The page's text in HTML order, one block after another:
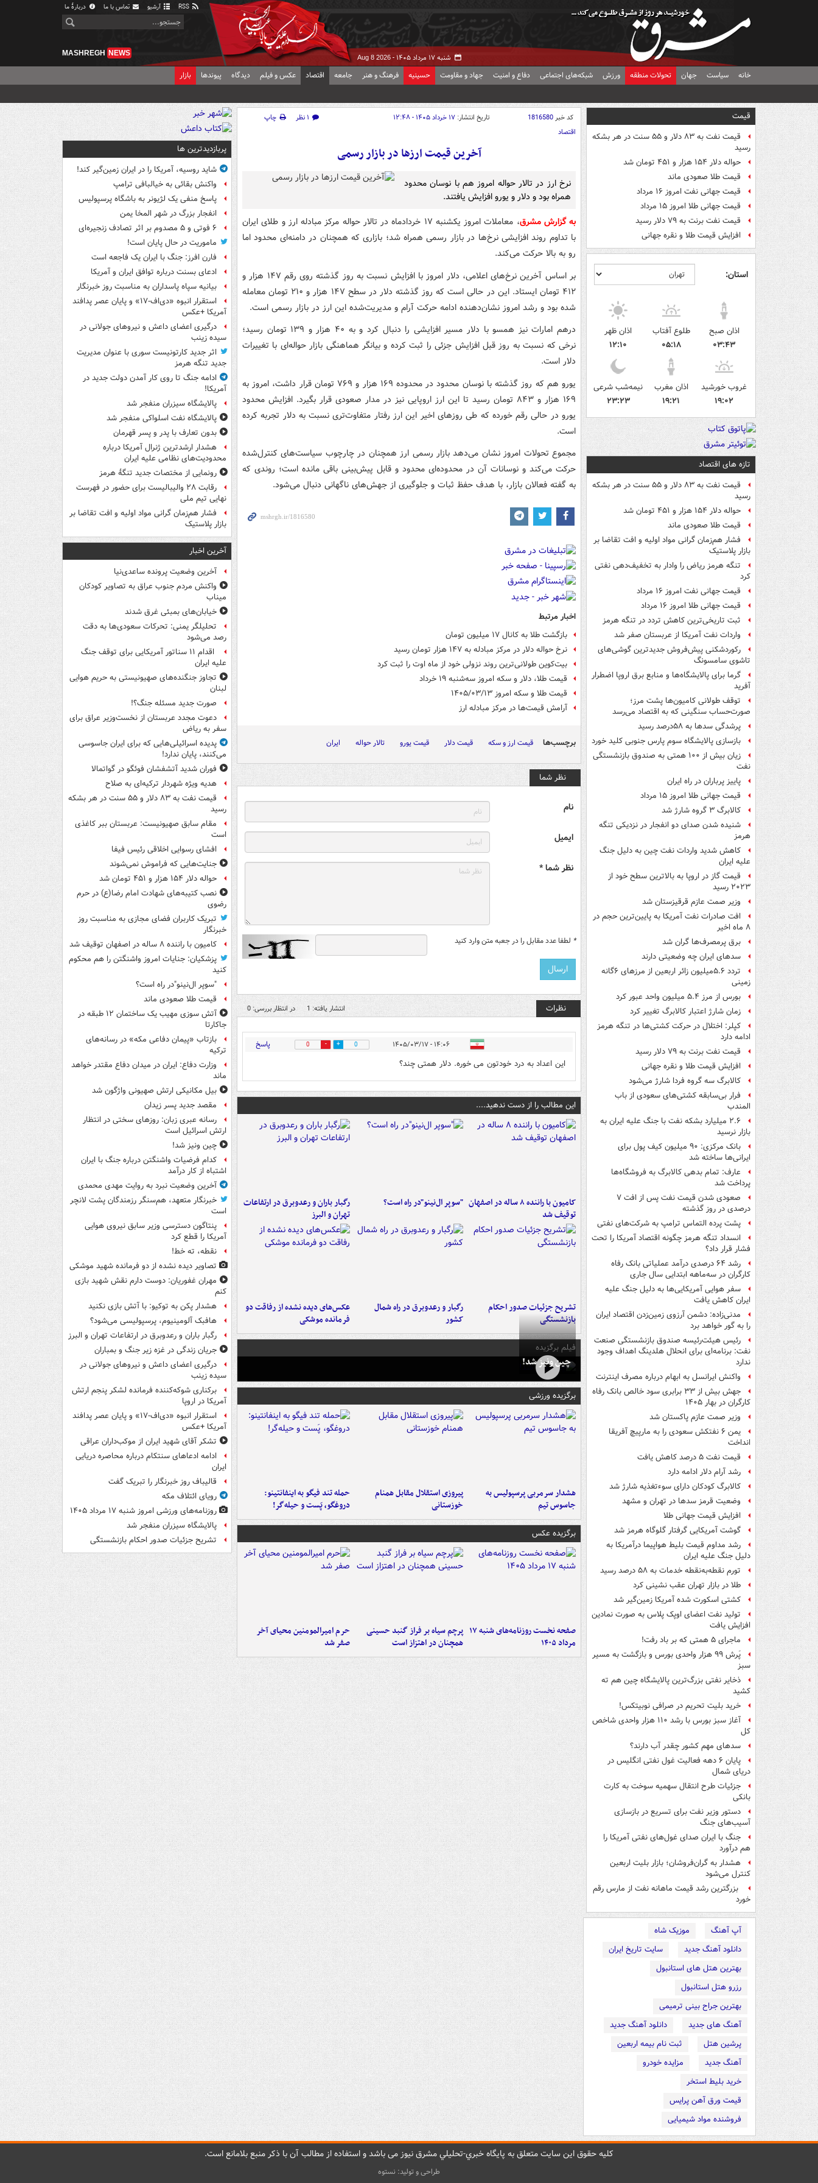
آرشیو تماس با ما دربارهٔ ما
شنبه ۱۷ مرداد ۱۴۰۵ - Aug 8 2026
MASHREGH NEWS
خانه سیاست جهان تحولات منطقه ورزش شبکه‌های اجتماعی دفاع و امنیت جهاد و مقاومت حسینیه فرهنگ و هنر جامعه اقتصاد عکس و فیلم دیدگاه پیوندها بازار
قیمت
قیمت نفت به ۸۳ دلار و ۵۵ سنت در هر بشکه
رسید
حواله دلار ۱۵۴ هزار و ۴۵۱ تومان شد
قیمت طلا صعودی ماند
قیمت جهانی نفت امروز ۱۶ مرداد
قیمت جهانی طلا امروز ۱۵ مرداد
قیمت نفت برنت به ۷۹ دلار رسید
افزایش قیمت طلا و نقره جهانی
استان:
اذان صبح
۰۳:۴۳
طلوع آفتاب
۰۵:۱۸
اذان ظهر
۱۲:۱۰
غروب خورشید
۱۹:۰۲
اذان مغرب
۱۹:۲۱
نیمه‌شب شرعی
۲۳:۲۳
تازه های اقتصاد
قیمت نفت به ۸۳ دلار و ۵۵ سنت در هر بشکه
رسید
حواله دلار ۱۵۴ هزار و ۴۵۱ تومان شد
قیمت طلا صعودی ماند
فشار هم‌زمان گرانی مواد اولیه و افت تقاضا بر
بازار پلاستیک
تنگه هرمز ریاض را وادار به تخفیف‌دهی نفتی
کرد
قیمت جهانی نفت امروز ۱۶ مرداد
قیمت جهانی طلا امروز ۱۶ مرداد
ثبت تاریخی‌ترین کاهش تردد در تنگه هرمز
واردات نفت آمریکا از عربستان صفر شد
رکوردشکنی پیش‌فروش جدیدترین گوشی‌های
تاشوی سامسونگ
گرما برای پالایشگاه‌ها و منابع برق اروپا اضطرار
آفرید
توقف طولانی کامیون‌ها پشت مرز؛
صورت‌حساب سنگینی که به اقتصاد می‌رسد
پرشدگی سدها به ۵۸درصد رسید
بازسازی پالایشگاه سوم پارس جنوبی کلید خورد
زیان بیش از ۱۰۰ همتی به صندوق‌ بازنشستگی
نفت
پاییز پرباران در راه ایران
قیمت جهانی طلا امروز ۱۵ مرداد
کالابرگ ۳ گروه شارژ شد
شنیده شدن صدای دو انفجار در نزدیکی تنگه
هرمز
کاهش شدید واردات نفت چین به دلیل جنگ
علیه ایران
قیمت گاز در اروپا به بالاترین سطح خود از
۲۰۲۳ رسید
وزیر صمت عازم قرقیزستان شد
افت صادرات نفت آمریکا به پایین‌ترین حجم در
۸ ماه اخیر
برق پرمصرف‌ها گران شد
سدهای ایران چه وضعیتی دارند
تردد ۵.۶میلیون زائر اربعین از مرزهای ۶گانه
زمینی
بورس از مرز ۵.۴ میلیون واحد عبور کرد
زمان شارژ اعتبار کالابرگ تغییر کرد
کپلر: اختلال در حرکت کشتی‌ها در تنگه هرمز
ادامه دارد
قیمت نفت برنت به ۷۹ دلار رسید
افزایش قیمت طلا و نقره جهانی
کالابرگ سه گروه فردا شارژ می‌شود
فرار بی‌سابقه کشتی‌های سعودی از باب
المندب
۲.۶ میلیارد بشکه نفت با جنگ علیه ایران به
بازار نرسید
بانک مرکزی: ۹۰ میلیون کیف پول برای
ایرانی‌ها ساخته شد
عارف: تمام بدهی کالابرگ به فروشگاه‌ها
پرداخت شد
صعودی شدن قیمت نفت پس از افت ۷
درصدی در روز گذشته
پشت پرده التماس ترامپ به شرکت‌های نفتی
انسداد تنگه هرمز چگونه اقتصاد آمریکا را تحت
فشار قرار داد؟
رشد ۶۴ درصدی درآمد عملیاتی بانک رفاه
کارگران در سه‌ماهه ابتدایی سال جاری
سفر هوایی آمریکایی‌ها به دلیل جنگ علیه
ایران کاهش یافت
مدنی‌زاده: دشمن آرزوی زمین‌زدن اقتصاد ایران
را به گور خواهد برد
رئیس هیئت‌رئیسه صندوق بازنشستگی صنعت
نفت: برنامه‌ای برای انحلال هلدینگ اهداف وجود
ندارد
واکنش ایرانسل به ابهام درباره مصرف اینترنت
جهش بیش از ۳۳ برابری سود خالص بانک رفاه
کارگران در بهار ۱۴۰۵
وزیر صمت عازم پاکستان شد
یمن ۶ نفتکش سعودی را به مارپیچ آفریقا
انداخت
قیمت نفت ۵ درصد کاهش یافت
رشد آرام دلار ادامه دارد
کالابرگ کودکان دارای سوءتغذیه شارژ شد
وضعیت قرمز سدها در تهران و مشهد
افزایش قیمت جهانی طلا
گوشت آمریکایی گرفتار گلوگاه هرمز شد
رشد مداوم قیمت بلیط هواپیما درآمریکا به
دلیل جنگ علیه ایران
تورم نقطه‌به‌نقطه خدمات به ۵۸ درصد رسید
طلا در بازار تهران عقب نشینی کرد
کشتی اسکورت شده آمریکا زمین‌گیر شد
تولید نفت اعضای اوپک پلاس به صورت نمادین
افزایش یافت
ماجرای ۵ همتی که بر باد رفت!
پَرش ۹۹ هزار واحدی بورس و بازگشت به مسیر
سبز
ذخایر نفتی بزرگ‌ترین پالایشگاه چین هم ته
کشید
خرید بلیت تحریم در صرافی نوبیتکس!
آغاز سبز بورس با رشد ۱۱۰ هزار واحدی شاخص
کل
سدهای مهم کشور چقدر آب دارند؟
پایان ۶ دهه فعالیت غول نفتی انگلیس در
دریای شمال
جزئیات طرح انتقال سهمیه سوخت به کارت
بانکی
دستور وزیر نفت برای تسریع در بازسازی
آسیب‌های جنگ
جنگ با ایران صدای غول‌های نفتی آمریکا را
هم درآورد
هشدار به گران‌فروشان؛ بازار بلیت اربعین
کنترل می‌شود
بزرگترین رشد قیمت ماهانه نفت از مارس رقم
خورد
آپ آهنگ
موزیک شاه
دانلود آهنگ جدید
سایت تاریخ ایران
بهترین هتل های استانبول
رزرو هتل استانبول
بهترین جراح بینی ترمیمی
آهنگ های جدید
دانلود آهنگ جدید
پرشین هتل
ثبت نام بیمه اربعین
آهنگ جدید
مزایده خودرو
خرید بلیط استخر
قیمت ورق آهن پرایس
فروشنده مواد شیمیایی
کد خبر1816580 تاریخ انتشار: ۱۷ خرداد ۱۴۰۵ - ۱۲:۴۸ ۱ نظر
چاپ
اقتصاد
آخرین قیمت ارزها در بازار رسمی
نرخ ارز در تالار حواله امروز هم با نوسان محدود
همراه بود و دلار و یورو افزایش یافتند.
به گزارش مشرق
، معاملات امروز یکشنبه ۱۷ خردادماه در تالار حواله مرکز مبادله ارز و طلای ایران
با تداوم روند افزایشی نرخ‌ها در بازار رسمی همراه شد؛ بازاری که همچنان در دامنه‌ای محدود اما
رو به بالا حرکت می‌کند.
بر اساس آخرین نرخ‌های اعلامی، دلار امروز با افزایش نسبت به روز گذشته روی رقم ۱۴۷ هزار و
۴۱۲ تومان ایستاد. این در حالی است که روز گذشته دلار در سطح ۱۴۷ هزار و ۲۱۰ تومان معامله
شده بود و رشد امروز نشان‌دهنده ادامه حرکت آرام و مدیریت‌شده این ارز در بازار رسمی است.
درهم امارات نیز همسو با دلار مسیر افزایشی را دنبال کرد و به ۴۰ هزار و ۱۳۹ تومان رسید؛
نرخی که نسبت به روز قبل افزایش جزئی را ثبت کرده و بیانگر هماهنگی بازار حواله‌ای با تغییرات
دلار است.
یورو هم که روز گذشته با نوسان محدود در محدوده ۱۶۹ هزار و ۷۶۹ تومان قرار داشت، امروز به
۱۶۹ هزار و ۸۴۳ تومان رسید تا این ارز اروپایی نیز در مدار صعودی قرار بگیرد. افزایش محدود
یورو در حالی رقم خورده که طی روزهای اخیر این ارز رفتار متفاوت‌تری نسبت به دلار تجربه کرده
است.
مجموع تحولات امروز نشان می‌دهد بازار رسمی ارز همچنان در چارچوب سیاست‌های کنترل‌شده
حرکت می‌کند و نوسانات آن در محدوده‌ای محدود و قابل پیش‌بینی باقی مانده است؛ روندی که
به گفته فعالان بازار، با هدف حفظ ثبات و جلوگیری از جهش‌های ناگهانی دنبال می‌شود.
اخبار مرتبط
بازگشت طلا به کانال ۱۷ میلیون تومان
نرخ حواله دلار در مرکز مبادله به ۱۴۷ هزار تومان رسید
بیت‌کوین طولانی‌ترین روند نزولی خود از ماه اوت را ثبت کرد
قیمت طلا، دلار و سکه امروز سه‌شنبه ۱۹ خرداد
قیمت طلا و سکه امروز ۱۴۰۵/۰۳/۱۳
آرامش قیمت‌ها در مرکز مبادله ارز
برچسب‌ها قیمت ارز و سکه قیمت دلار قیمت یورو تالار حواله ایران
نظر شما
نام
ایمیل
نظر شما *
* لطفا عدد مقابل را در جعبه متن وارد کنید
نظرات انتشار یافته: 1 در انتظار بررسی: 0
۱۴:۰۶ - ۱۴۰۵/۰۳/۱۷ 0
0 پاسخ
این اعداد به درد خودتون می خوره. دلار همتی چند؟
این مطالب را از دست ندهید....
کامیون با راننده ۸ ساله در اصفهان
توقیف شد
"سوپر ال‌نینو"در راه است؟
رگبار باران و رعدوبرق در ارتفاعات
تهران و البرز
تشریح جزئیات صدور احکام
بازنشستگی
رگبار و رعدوبرق در راه شمال
کشور
عکس‌های دیده نشده از رفاقت دو
فرمانده‌ موشکی
فیلم برگزیده
چین ونیز شد!
برگزیده ورزشی
هشدار سرمربی پرسپولیس به
جاسوس تیم
پیروزی استقلال مقابل همنام
خوزستانی
حمله تند فیگو به اینفانتینو:
دروغگو، پَست‌ و حیله‌گر!
برگزیده عکس
صفحه نخست روزنامه‌های شنبه ۱۷
مرداد ۱۴۰۵
پرچم سیاه بر فراز گنبد حسینی
همچنان در اهتزاز است
حرم امیرالمومنین محیای آخر
صفر شد
پربازدیدترین ها
شاید روسیه، آمریکا را در ایران زمین‌گیر کند!
واکنش بقائی به خیالبافی ترامپ
پاسخ منفی یک لژیونر به باشگاه پرسپولیس
انفجار بزرگ در شهر المخا یمن
۶ فوتی و ۵ مصدوم بر اثر تصادف زنجیره‌ای
ماموریت در حال پایان است!
فارن افرز: جنگ با ایران یک فاجعه است
ادعای بسنت درباره توافق ایران و آمریکا
بیانیه سپاه پاسداران به مناسبت روز خبرنگار
استقرار انبوه «دی‌اف‑۱۷» و پایان عصر پدافند
آمریکا +عکس
درگیری اعضای داعش و نیروهای جولانی در
سیده زینب
اثر جدید کارتونیست سوری با عنوان مدیریت
جدید تنگه هرمز
ادامه جنگ تا روی کار آمدن دولت جدید در
آمریکا!
پالایشگاه سیزران منفجر شد
پالایشگاه نفت اسلواکی منفجر شد
بدون تعارف با پدر و پسر قهرمان
هشدار ارشدترین ژنرال آمریکا درباره
محدودیت‌های نظامی علیه ایران
رونمایی از مختصات جدید تنگۀ هرمز
رقابت ۲۸ والیبالیست برای حضور در فهرست
نهایی تیم ملی
فشار هم‌زمان گرانی مواد اولیه و افت تقاضا بر
بازار پلاستیک
آخرین اخبار
آخرین وضعیت پرونده ساعدی‌نیا
واکنش مردم جنوب عراق به تصاویر کودکان
میناب
خیابان‌های بمبئی غرق شدند
تحلیلگر یمنی: تحرکات سعودی‌ها به دقت
رصد می‌شود
اقدام ۱۱ سناتور آمریکایی برای توقف جنگ
علیه ایران
تجاوز جنگنده‌های صهیونیستی به حریم هوایی
لبنان
صورت جدید مسئله جنگ؟!
دعوت مجدد عربستان از نخست‌وزیر عراق برای
سفر به ریاض
پدیده اسرائیلی‌هایی که برای ایران جاسوسی
می‌کنند، پایان ندارد!
فوران شدید آتشفشان فوئگو در گواتمالا
هدیه ویژه شهردار ترکیه‌ای به صلاح
قیمت نفت به ۸۳ دلار و ۵۵ سنت در هر بشکه
رسید
مقام سابق صهیونیست: عربستان ببر کاغذی
است
افشای رسوایی اخلاقی رئیس فیفا
جنایت‌هایی که فراموش نمی‌شوند
حواله دلار ۱۵۴ هزار و ۴۵۱ تومان شد
نصب کتیبه‌های شهادت امام رضا(ع) در حرم
رضوی
تبریک کاربران فضای مجازی به مناسبت روز
خبرنگار
کامیون با راننده ۸ ساله در اصفهان توقیف شد
پزشکیان: جنایات امروز واشنگتن را هم محکوم
کنید
"سوپر ال‌نینو"در راه است؟
قیمت طلا صعودی ماند
آتش سوزی مهیب یک ساختمان ۱۲ طبقه در
جاکارتا
بازتاب «پیمان دفاعی مکه» در رسانه‌های
ترکیه
وزارت دفاع: ایران در میدان دفاع مقتدر خواهد
ماند
بیل مکانیکی ارتش صهیونی واژگون شد
مقصد جدید پسر زیدان
رسانه عبری زبان: روزهای سختی در انتظار
ارتش اسرائیل است
چین ونیز شد!
کدام فرضیات واشنگتن درباره جنگ با ایران
اشتباه از کار درآمد
آخرین وضعیت نبرد به روایت مهدی محمدی
خبرنگار متعهد، هم‌سنگر رزمندگان پشت لانچر
است
پنتاگون دسترسی وزیر سابق نیروی هوایی
آمریکا را قطع کرد
نقطه، ته خط!
تصاویر دیده‌ نشده از دو فرمانده شهید موشکی
مهران غفوریان: دوست دارم نقش شهید بازی
کنم
هشدار پکن به توکیو: با آتش بازی نکنید
هافبک آلومینیوم، پرسپولیسی می‌شود؟
رگبار باران و رعدوبرق در ارتفاعات تهران و البرز
جریان زندگی در غزه زیر جنگ و بمباران
درگیری اعضای داعش و نیروهای جولانی در
سیده زینب
برکناری شوکه‌کننده فرمانده لشکر پنجم ارتش
آمریکا در اروپا
استقرار انبوه «دی‌اف‑۱۷» و پایان عصر پدافند
آمریکا +عکس
تشکر آقای شهید ایران از موکب‌داران عراقی
ادامه ادعاهای سنتکام درباره محاصره دریایی
ایران
قالیباف روز خبرنگار را تبریک گفت
رویای ائتلاف مکه
روزنامه‌های ورزشی امروز ‌شنبه ۱۷ مرداد ۱۴۰۵
پالایشگاه سیزران منفجر شد
تشریح جزئیات صدور احکام بازنشستگی
کليه حقوق اين سايت متعلق به پایگاه خبري-تحليلي مشرق نيوز می باشد و استفاده از مطالب آن با ذکر منبع بلامانع است.
طراحی و تولید: نستوه